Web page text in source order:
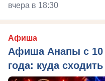
вчера в 18:30
Афиша
Афиша Анапы с 10
года: куда